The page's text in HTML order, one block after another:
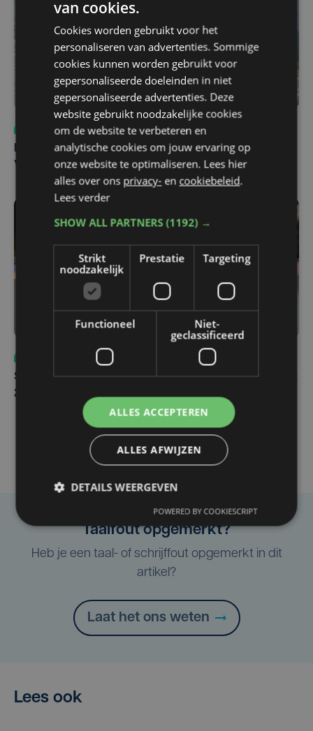
Sport
do 6 augustus | 10:49
Margot Vanpachtenbeke beklimt zeven keer de Mont
Ventoux
Spaanse aanvaller zet handtekening onder contract tot
2031 bij Club Brugge
Taalfout opgemerkt?
Heb je een taal- of schrijffout opgemerkt in dit
artikel?
Laat het ons weten
Lees ook
van cookies.
Cookies worden gebruikt voor het
personaliseren van advertenties. Sommige
cookies kunnen worden gebruikt voor
gepersonaliseerde doeleinden in niet
gepersonaliseerde advertenties. Deze
website gebruikt noodzakelijke cookies
om de website te verbeteren en
analytische cookies om jouw ervaring op
onze website te optimaliseren. Lees hier
alles over ons privacy- en cookiebeleid.
Lees verder
SHOW ALL PARTNERS(1192) →
Strikt
noodzakelijk
Prestatie Targeting
Functioneel
Niet-
geclassificeerd
ALLES ACCEPTEREN
ALLES AFWIJZEN
DETAILS WEERGEVEN
POWERED BY COOKIESCRIPT